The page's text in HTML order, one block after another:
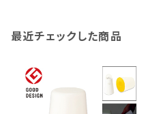
最近チェックした商品